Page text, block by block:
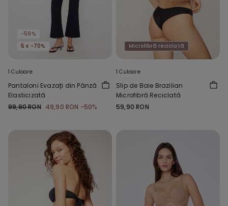
-50%
5 x -70%
1 Culoare
Pantaloni Evazați din Pânză
Elasticizată
99,90 RON 49,90 RON -50%
Microfibră reciclată
1 Culoare
Slip de Baie Brazilian
Microfibră Reciclată
59,90 RON